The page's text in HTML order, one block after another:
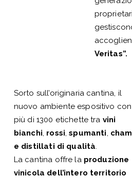
Veritas”.
Sorto sull’originaria cantina, il
nuovo ambiente espositivo
più di 1300 etichette tra vini
bianchi, rossi, spumanti,
e distillati di qualità.
La cantina offre la produzione
vinicola dell’intero territorio